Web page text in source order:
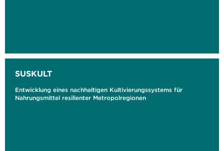
SUSKULT
Entwicklung eines nachhaltigen Kultivierungssystems für
Nahrungsmittel resilienter Metropolregionen